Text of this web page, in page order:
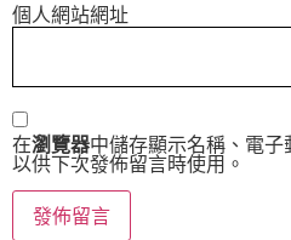
個人網站網址
在瀏覽器中儲存顯示名稱、電子
以供下次發佈留言時使用。